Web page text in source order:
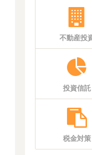
不動産投
投資信託
税金対策